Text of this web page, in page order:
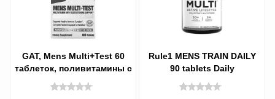
GAT, Mens Multi+Test 60
таблеток, поливитамины с
поддержкой тестостерона,
Мулти
Rule1 MENS TRAIN DAILY
90 tablets Daily
Multivitamin, R1 МУЖСКОЙ
Ежедневные